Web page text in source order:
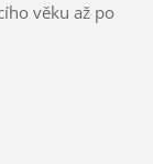
věku až po